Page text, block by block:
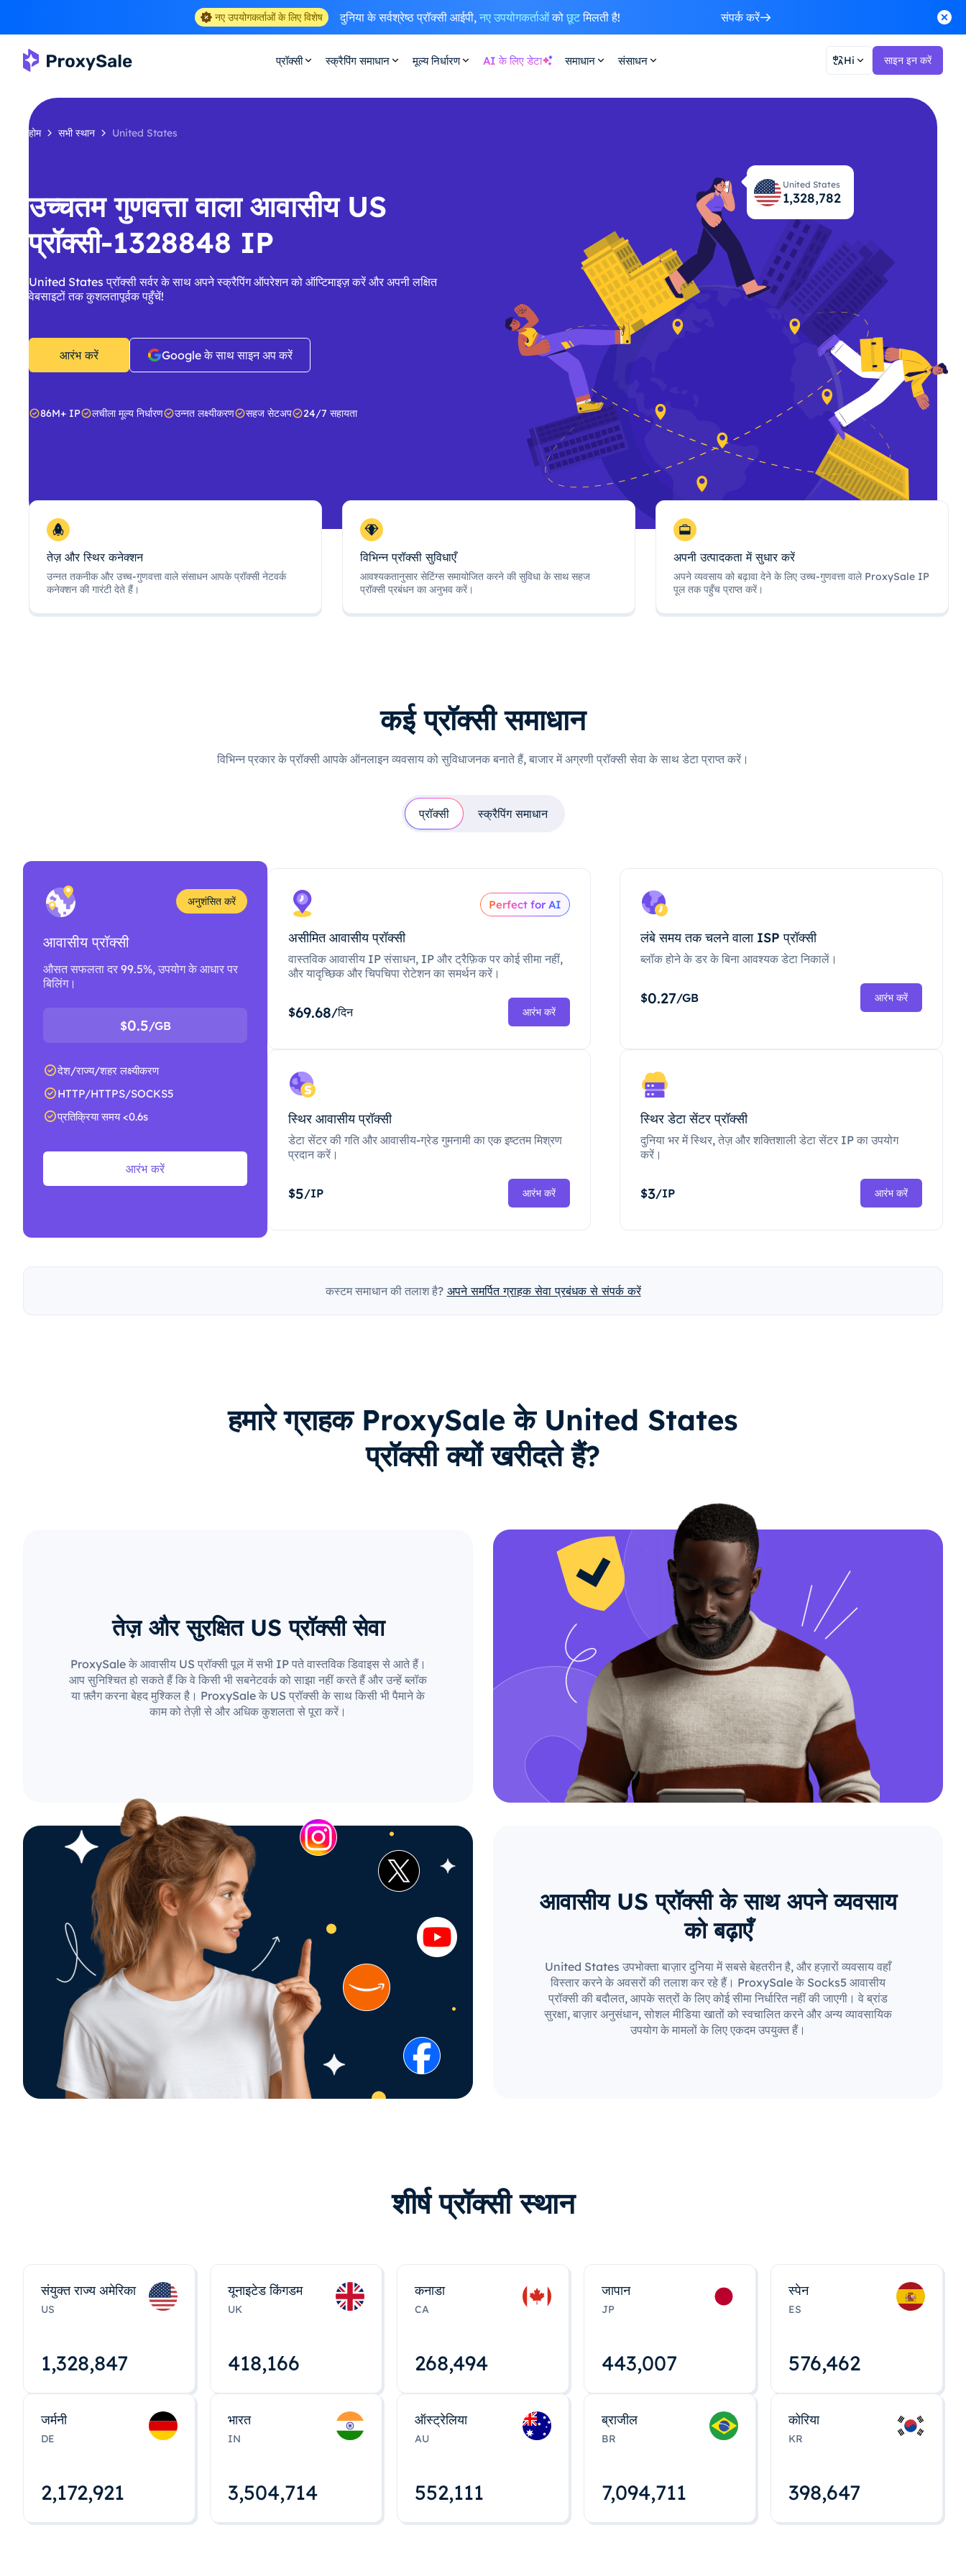
नए उपयोगकर्ताओं के लिए विशेष दुनिया के सर्वश्रेष्ठ प्रॉक्सी आईपी, नए उपयोगकर्ताओंको छूटमिलती है! संपर्क करें
प्रॉक्सी स्क्रैपिंग समाधान मूल्य निर्धारण AI के लिए डेटा समाधान संसाधन Hi साइन इन करें
होम सभी स्थान United States
उच्चतम गुणवत्ता वाला आवासीय US
प्रॉक्सी-1328848 IP
United States प्रॉक्सी सर्वर के साथ अपने स्क्रैपिंग ऑपरेशन को ऑप्टिमाइज़ करें और अपनी लक्षित
वेबसाइटों तक कुशलतापूर्वक पहुँचें!
आरंभ करें Google के साथ साइन अप करें
86M+ IP लचीला मूल्य निर्धारण उन्नत लक्ष्यीकरण सहज सेटअप 24/7 सहायता
United States
1,328,848
तेज़ और स्थिर कनेक्शन
उन्नत तकनीक और उच्च-गुणवत्ता वाले संसाधन आपके प्रॉक्सी नेटवर्क
कनेक्शन की गारंटी देते हैं।
विभिन्न प्रॉक्सी सुविधाएँ
आवश्यकतानुसार सेटिंग्स समायोजित करने की सुविधा के साथ सहज
प्रॉक्सी प्रबंधन का अनुभव करें।
अपनी उत्पादकता में सुधार करें
अपने व्यवसाय को बढ़ावा देने के लिए उच्च-गुणवत्ता वाले ProxySale IP
पूल तक पहुँच प्राप्त करें।
कई प्रॉक्सी समाधान
विभिन्न प्रकार के प्रॉक्सी आपके ऑनलाइन व्यवसाय को सुविधाजनक बनाते हैं, बाजार में अग्रणी प्रॉक्सी सेवा के साथ डेटा प्राप्त करें।
प्रॉक्सी स्क्रैपिंग समाधान
अनुशंसित करें
आवासीय प्रॉक्सी
औसत सफलता दर 99.5%, उपयोग के आधार पर
बिलिंग।
$0.5/GB
देश/राज्य/शहर लक्ष्यीकरण
HTTP/HTTPS/SOCKS5
प्रतिक्रिया समय <0.6s
आरंभ करें
Perfect for AI
असीमित आवासीय प्रॉक्सी
वास्तविक आवासीय IP संसाधन, IP और ट्रैफ़िक पर कोई सीमा नहीं,
और यादृच्छिक और चिपचिपा रोटेशन का समर्थन करें।
$69.68/दिन आरंभ करें
लंबे समय तक चलने वाला ISP प्रॉक्सी
ब्लॉक होने के डर के बिना आवश्यक डेटा निकालें।
$0.27/GB आरंभ करें
स्थिर आवासीय प्रॉक्सी
डेटा सेंटर की गति और आवासीय-ग्रेड गुमनामी का एक इष्टतम मिश्रण
प्रदान करें।
$5/IP आरंभ करें
स्थिर डेटा सेंटर प्रॉक्सी
दुनिया भर में स्थिर, तेज़ और शक्तिशाली डेटा सेंटर IP का उपयोग
करें।
$3/IP आरंभ करें
कस्टम समाधान की तलाश है? अपने समर्पित ग्राहक सेवा प्रबंधक से संपर्क करें
हमारे ग्राहक ProxySale के United States
प्रॉक्सी क्यों खरीदते हैं?
तेज़ और सुरक्षित US प्रॉक्सी सेवा
ProxySale के आवासीय US प्रॉक्सी पूल में सभी IP पते वास्तविक डिवाइस से आते हैं।
आप सुनिश्चित हो सकते हैं कि वे किसी भी सबनेटवर्क को साझा नहीं करते हैं और उन्हें ब्लॉक
या फ़्लैग करना बेहद मुश्किल है। ProxySale के US प्रॉक्सी के साथ किसी भी पैमाने के
काम को तेज़ी से और अधिक कुशलता से पूरा करें।
आवासीय US प्रॉक्सी के साथ अपने व्यवसाय
को बढ़ाएँ
United States उपभोक्ता बाज़ार दुनिया में सबसे बेहतरीन है, और हज़ारों व्यवसाय वहाँ
विस्तार करने के अवसरों की तलाश कर रहे हैं। ProxySale के Socks5 आवासीय
प्रॉक्सी की बदौलत, आपके सत्रों के लिए कोई सीमा निर्धारित नहीं की जाएगी। वे ब्रांड
सुरक्षा, बाज़ार अनुसंधान, सोशल मीडिया खातों को स्वचालित करने और अन्य व्यावसायिक
उपयोग के मामलों के लिए एकदम उपयुक्त हैं।
शीर्ष प्रॉक्सी स्थान
संयुक्त राज्य अमेरिका
US
1,328,848
यूनाइटेड किंगडम
UK
418,167
कनाडा
CA
268,495
जापान
JP
443,008
स्पेन
ES
576,463
जर्मनी
DE
2,172,922
भारत
IN
3,504,715
ऑस्ट्रेलिया
AU
552,112
ब्राजील
BR
7,094,712
कोरिया
KR
398,648